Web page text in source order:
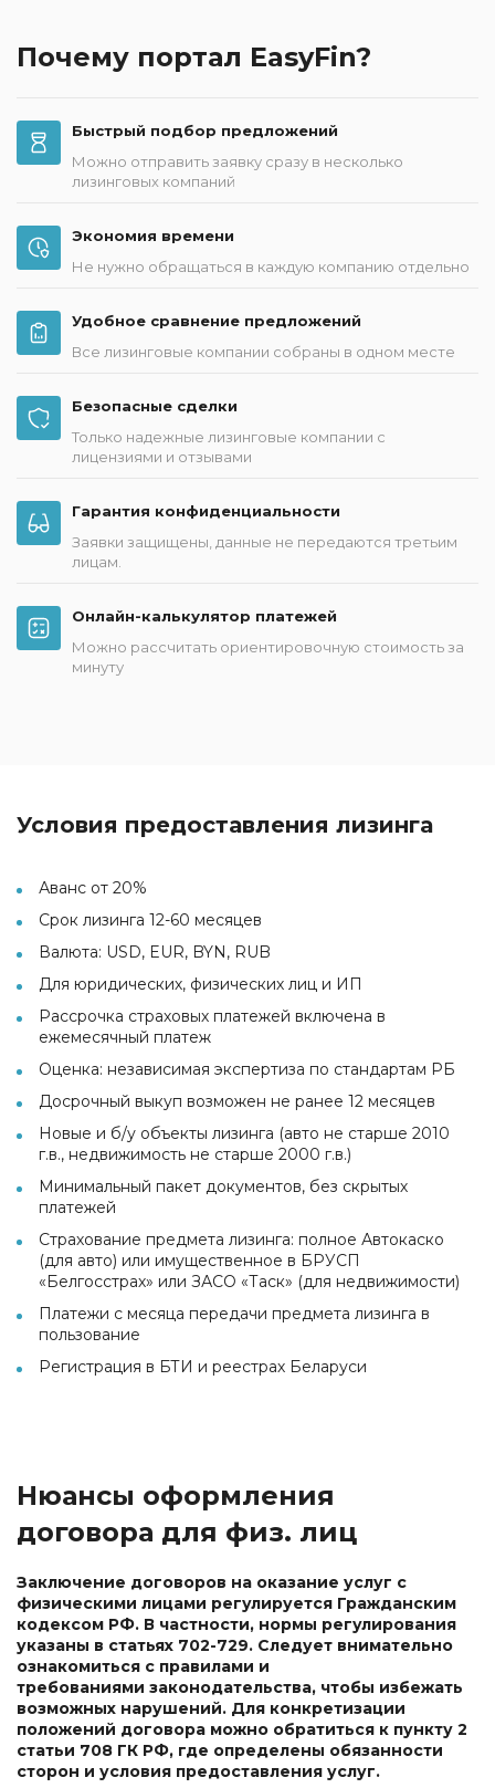
Почему портал EasyFin?
Быстрый подбор предложений
Можно отправить заявку сразу в несколько
лизинговых компаний
Экономия времени
Не нужно обращаться в каждую компанию отдельно
Удобное сравнение предложений
Все лизинговые компании собраны в одном месте
Безопасные сделки
Только надежные лизинговые компании с
лицензиями и отзывами
Гарантия конфиденциальности
Заявки защищены, данные не передаются третьим
лицам.
Онлайн-калькулятор платежей
Можно рассчитать ориентировочную стоимость за
минуту
Условия предоставления лизинга
Аванс от 20%
Срок лизинга 12-60 месяцев
Валюта: USD, EUR, BYN, RUB
Для юридических, физических лиц и ИП
Рассрочка страховых платежей включена в
ежемесячный платеж
Оценка: независимая экспертиза по стандартам РБ
Досрочный выкуп возможен не ранее 12 месяцев
Новые и б/у объекты лизинга (авто не старше 2010
г.в., недвижимость не старше 2000 г.в.)
Минимальный пакет документов, без скрытых
платежей
Страхование предмета лизинга: полное Автокаско
(для авто) или имущественное в БРУСП
«Белгосстрах» или ЗАСО «Таск» (для недвижимости)
Платежи с месяца передачи предмета лизинга в
пользование
Регистрация в БТИ и реестрах Беларуси
Нюансы оформления
договора для физ. лиц
Заключение договоров на оказание услуг с
физическими лицами регулируется Гражданским
кодексом РФ. В частности, нормы регулирования
указаны в статьях 702-729. Следует внимательно
ознакомиться с правилами и
требованиями законодательства, чтобы избежать
возможных нарушений. Для конкретизации
положений договора можно обратиться к пункту 2
статьи 708 ГК РФ, где определены обязанности
сторон и условия предоставления услуг.